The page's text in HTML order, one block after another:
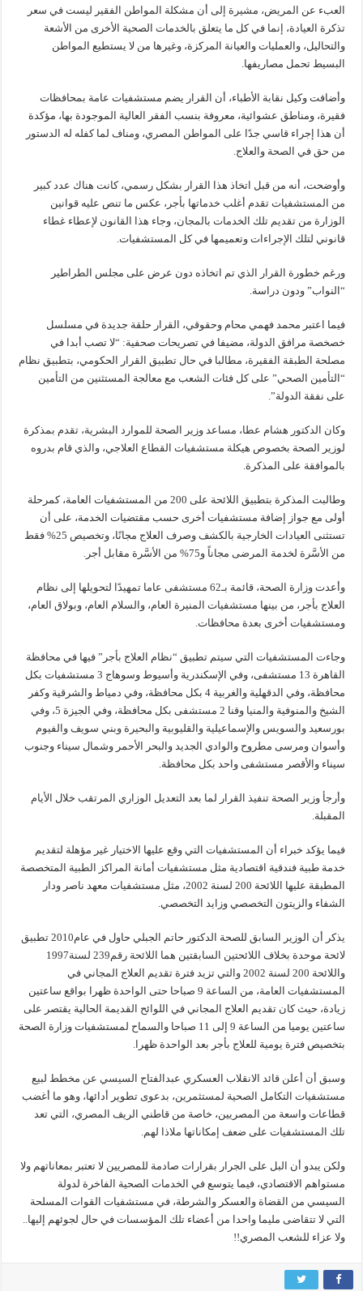
العبء عن المريض، مشيرة إلى أن مشكلة المواطن الفقير ليست في سعر
تذكرة العيادة، إنما في كل ما يتعلق بالخدمات الصحية الأخرى من الأشعة
والتحاليل، والعمليات والعيانة المركزة، وغيرها من لا يستطيع المواطن
البسيط تحمل مصاريفها.
وأضافت وكيل نقابة الأطباء، أن القرار يضم مستشفيات عامة بمحافظات
فقيرة، ومناطق عشوائية، معروفة بنسب الفقر العالية الموجودة بها، مؤكدة
أن هذا إجراء قاسي جدًا على المواطن المصري، ومناف لما كفله له الدستور
من حق في الصحة والعلاج.
وأوضحت، أنه من قبل اتخاذ هذا القرار بشكل رسمي، كانت هناك عدد كبير
من المستشفيات تقدم أغلب خدماتها بأجر، عكس ما تنص عليه قوانين
الوزارة من تقديم تلك الخدمات بالمجان، وجاء هذا القانون لإعطاء غطاء
قانوني لتلك الإجراءات وتعميمها في كل المستشفيات.
ورغم خطورة القرار الذي تم اتخاذه دون عرض على مجلس الطراطير
“النواب” ودون دراسة.
فيما اعتبر محمد فهمي محام وحقوقي، القرار حلقة جديدة في مسلسل
خصخصة مرافق الدولة، مضيفا في تصريحات صحفية: “لا تصب أبدا في
مصلحة الطبقة الفقيرة، مطالبا في حال تطبيق القرار الحكومي، بتطبيق نظام
“التأمين الصحي” على كل فئات الشعب مع معالجة المستثنين من التأمين
على نفقة الدولة”.
وكان الدكتور هشام عطا، مساعد وزير الصحة للموارد البشرية، تقدم بمذكرة
لوزير الصحة بخصوص هيكلة مستشفيات القطاع العلاجي، والذي قام بدروه
بالموافقة على المذكرة.
وطالبت المذكرة بتطبيق اللائحة على 200 من المستشفيات العامة، كمرحلة
أولى مع جواز إضافة مستشفيات أخرى حسب مقتضيات الخدمة، على أن
تستثنى العيادات الخارجية بالكشف وصرف العلاج مجانًا، وتخصيص 25% فقط
من الأسَّرة لخدمة المرضى مجاناً و75% من الأسَّرة مقابل أجر.
وأعدت وزارة الصحة، قائمة بـ62 مستشفى عاما تمهيدًا لتحويلها إلى نظام
العلاج بأجر، من بينها مستشفيات المنيرة العام، والسلام العام، وبولاق العام،
ومستشفيات أخرى بعدة محافظات.
وجاءت المستشفيات التي سيتم تطبيق “نظام العلاج بأجر” فيها في محافظة
القاهرة 13 مستشفى، وفي الإسكندرية وأسيوط وسوهاج 3 مستشفيات بكل
محافظة، وفي الدقهلية والغربية 4 بكل محافظة، وفي دمياط والشرقية وكفر
الشيخ والمنوفية والمنيا وقنا 2 مستشفى بكل محافظة، وفي الجيزة 5، وفي
بورسعيد والسويس والإسماعيلية والقليوبية والبحيرة وبني سويف والفيوم
وأسوان ومرسى مطروح والوادي الجديد والبحر الأحمر وشمال سيناء وجنوب
سيناء والأقصر مستشفى واحد بكل محافظة.
وأرجأ وزير الصحة تنفيذ القرار لما بعد التعديل الوزاري المرتقب خلال الأيام
المقبلة.
فيما يؤكد خبراء أن المستشفيات التي وقع عليها الاختيار غير مؤهلة لتقديم
خدمة طبية فندقية اقتصادية مثل مستشفيات أمانة المراكز الطبية المتخصصة
المطبقة عليها اللائحة 200 لسنة 2002، مثل مستشفيات معهد ناصر ودار
الشفاء والزيتون التخصصي وزايد التخصصي.
يذكر أن الوزير السابق للصحة الدكتور حاتم الجبلي حاول في عام2010 تطبيق
لائحة موحدة بخلاف اللائحتين السابقتين هما اللائحة رقم239 لسنة1997
واللائحة 200 لسنة 2002 والتي تزيد فترة تقديم العلاج المجاني في
المستشفيات العامة، من الساعة 9 صباحا حتى الواحدة ظهرا بواقع ساعتين
زيادة، حيث كان تقديم العلاج المجاني في اللوائح القديمة الحالية يقتصر على
ساعتين يوميا من الساعة 9 إلى 11 صباحا والسماح لمستشفيات وزارة الصحة
بتخصيص فترة يومية للعلاج بأجر بعد الواحدة ظهرا.
وسبق أن أعلن قائد الانقلاب العسكري عبدالفتاح السيسي عن مخطط لبيع
مستشفيات التكامل الصحية لمستثمرين، بدعوى تطوير أدائها، وهو ما أغضب
قطاعات واسعة من المصريين، خاصة من قاطني الريف المصري، التي تعد
تلك المستشفيات على ضعف إمكاناتها ملاذا لهم.
ولكن يبدو أن البل على الجرار بقرارات صادمة للمصريين لا تعتبر بمعاناتهم ولا
مستواهم الاقتصادي، فيما يتوسع في الخدمات الصحية الفاخرة لدولة
السيسي من القضاة والعسكر والشرطة، في مستشفيات القوات المسلحة
التي لا تتقاضى مليما واحدا من أعضاء تلك المؤسسات في حال لجوئهم إليها..
ولا عزاء للشعب المصري!!